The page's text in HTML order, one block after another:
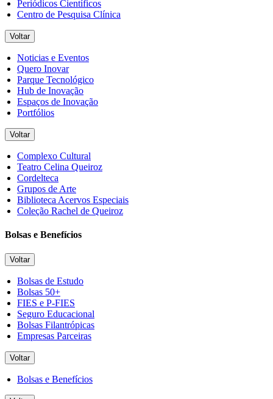
Periódicos Científicos
Centro de Pesquisa Clínica
Voltar
Noticias e Eventos
Quero Inovar
Parque Tecnológico
Hub de Inovação
Espaços de Inovação
Portfólios
Voltar
Complexo Cultural
Teatro Celina Queiroz
Cordelteca
Grupos de Arte
Biblioteca Acervos Especiais
Coleção Rachel de Queiroz
Bolsas e Benefícios
Voltar
Bolsas de Estudo
Bolsas 50+
FIES e P-FIES
Seguro Educacional
Bolsas Filantrópicas
Empresas Parceiras
Voltar
Bolsas e Benefícios